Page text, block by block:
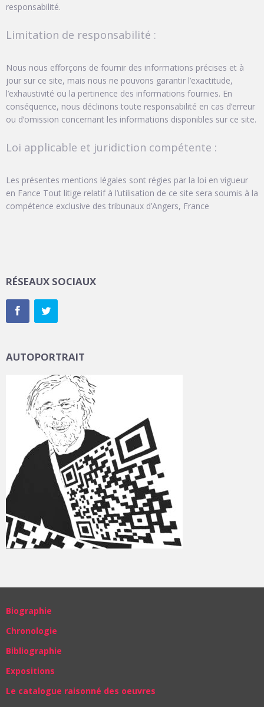
responsabilité.
Limitation de responsabilité :
Nous nous efforçons de fournir des informations précises et à
jour sur ce site, mais nous ne pouvons garantir l’exactitude,
l’exhaustivité ou la pertinence des informations fournies. En
conséquence, nous déclinons toute responsabilité en cas d’erreur
ou d’omission concernant les informations disponibles sur ce site.
Loi applicable et juridiction compétente :
Les présentes mentions légales sont régies par la loi en vigueur
en Fance Tout litige relatif à l’utilisation de ce site sera soumis à la
compétence exclusive des tribunaux d’Angers, France
RÉSEAUX SOCIAUX
AUTOPORTRAIT
Biographie
Chronologie
Bibliographie
Expositions
Le catalogue raisonné des oeuvres